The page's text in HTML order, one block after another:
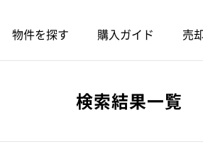
物件を探す 購入ガイド 売
検索結果一覧